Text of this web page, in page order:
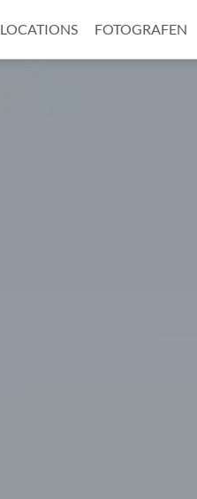
LOCATIONS FOTOGRAFEN